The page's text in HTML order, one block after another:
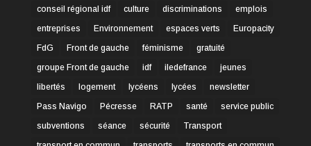
conseil régional idf
culture discriminations
emplois
entreprises
Environnement espaces verts
Europacity
FdG
Front de gauche féminisme
gratuité
groupe Front de gauche
idf iledefrance
jeunes
libertés
logement lycéens lycées
newsletter
Pass Navigo
Pécresse RATP santé
service public
subventions
séance sécurité
Transport